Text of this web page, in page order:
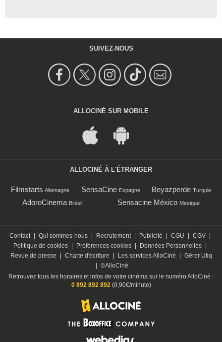
SUIVEZ-NOUS
ALLOCINÉ SUR MOBILE
ALLOCINÉ À L'ÉTRANGER
Filmstarts Allemagne SensaCine Espagne Beyazperde Turquie
AdoroCinema Brésil Sensacine México Mexique
Contact Qui sommes-nous Recrutement Publicité CGU CGV
Politique de cookies
Préférences cookies Données Personnelles
Revue de presse
Charte d'écriture Les services AlloCiné
Gérer Utiq
©AlloCiné
Retrouvez tous les horaires et infos de votre cinéma sur le numéro AlloCiné :
0 892 892 892(0,90€/minute)